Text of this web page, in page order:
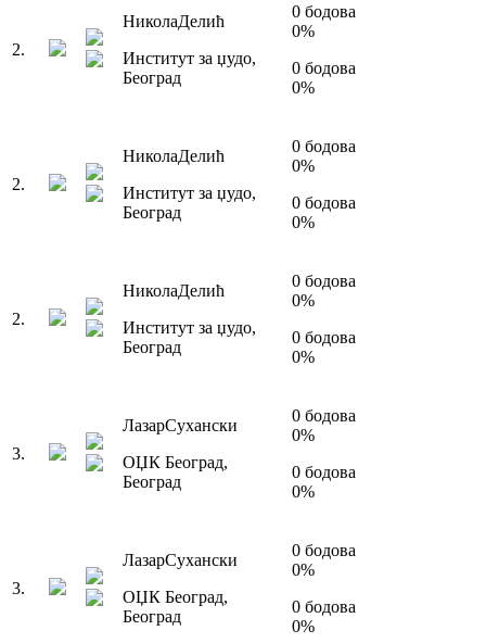
2.
НиколаДелић
Институт за џудо,
Београд
0 бодова
0%
0 бодова
0%
2.
НиколаДелић
Институт за џудо,
Београд
0 бодова
0%
0 бодова
0%
2.
НиколаДелић
Институт за џудо,
Београд
0 бодова
0%
0 бодова
0%
3.
ЛазарСухански
ОЏК Београд,
Београд
0 бодова
0%
0 бодова
0%
3.
ЛазарСухански
ОЏК Београд,
Београд
0 бодова
0%
0 бодова
0%